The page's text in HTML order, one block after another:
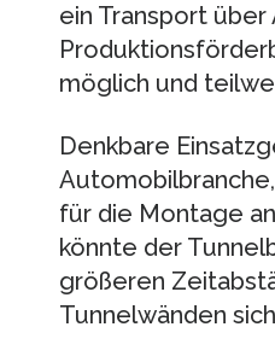
ein Transport über
möglich und
Denkbare
für die Montage
könnte der
größeren
Tunnelwänden